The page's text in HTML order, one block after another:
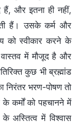
और इतना ही नहीं,
हैं। उसके कर्म और
को स्वीकार करने के
वास्तव में मौजूद है और
कुछ भी ब्रह्मांड
निरंतर भरण-पोषण तो
कर्मों को पहचानने में
अस्तित्व में विश्वास